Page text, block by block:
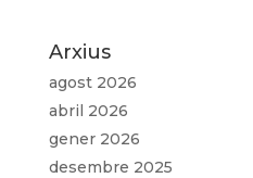
Arxius
agost 2026
abril 2026
gener 2026
desembre 2025